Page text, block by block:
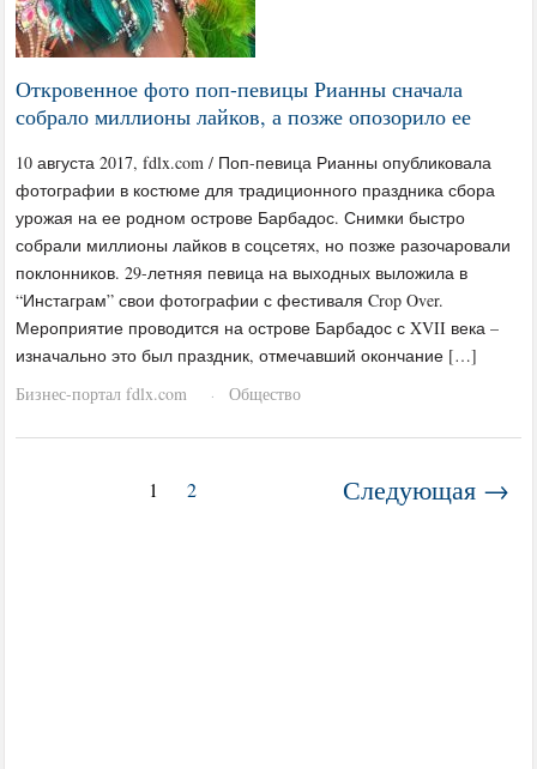
Откровенное фото поп-певицы Рианны сначала
собрало миллионы лайков, а позже опозорило ее
10 августа 2017, fdlx.com / Поп-певица Рианны опубликовала
фотографии в костюме для традиционного праздника сбора
урожая на ее родном острове Барбадос. Снимки быстро
собрали миллионы лайков в соцсетях, но позже разочаровали
поклонников. 29-летняя певица на выходных выложила в
“Инстаграм” свои фотографии с фестиваля Crop Over.
Мероприятие проводится на острове Барбадос с XVII века –
изначально это был праздник, отмечавший окончание […]
Бизнес-портал fdlx.com
· Общество
1 2 Следующая →